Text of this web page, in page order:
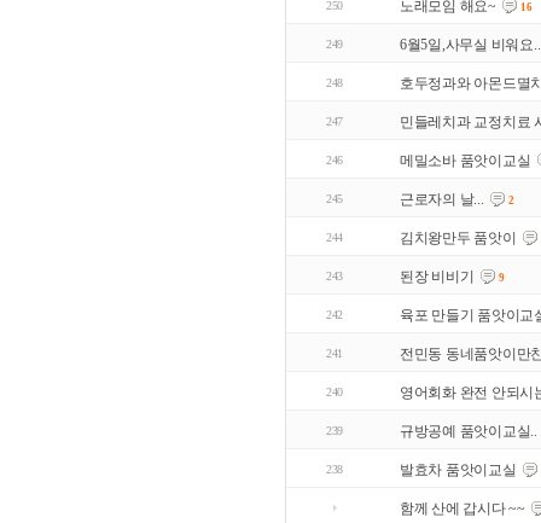
250 노래모임 해요~ 16
249 6월5일,사무실 비워요..
248 호두정과와 아몬드멸
247 민들레치과 교정치료
246 메밀소바 품앗이교실
245 근로자의 날... 2
244 김치왕만두 품앗이
243 된장 비비기 9
242 육포 만들기 품앗이교
241 전민동 동네품앗이만
240 영어회화 완전 안되시
239 규방공예 품앗이교실..
238 발효차 품앗이교실
함께 산에 갑시다 ~~